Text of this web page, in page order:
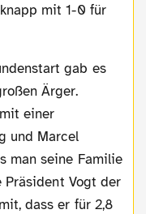
mit 1-0 für
Ärger.
einer
und Marcel
man seine Familie
Präsident Vogt der
dass er für 2,8